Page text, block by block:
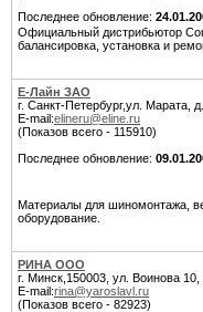
Последнее обновление:
Официальный дистрибьютор
балансировка, установка и
Е-Лайн ЗАО
г. Санкт-Петербург,ул. Марата,
E-mail:elineru@eline.ru
(Показов всего - 115910)
Последнее обновление:
Материалы для шиномонтажа,
оборудование.
РИНА ООО
г. Минск,150003, ул. Воинова
E-mail:rina@yaroslavl.ru
(Показов всего - 82923)